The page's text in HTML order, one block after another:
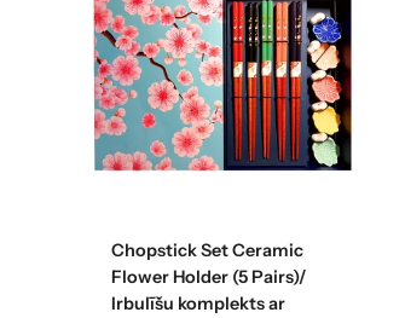
Chopstick Set Ceramic
Flower Holder (5 Pairs)/
Irbulīšu komplekts ar